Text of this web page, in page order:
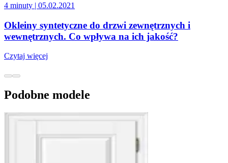
4 minuty | 05.02.2021
Okleiny syntetyczne do drzwi zewnętrznych i
wewnętrznych. Co wpływa na ich jakość?
Czytaj więcej
Podobne modele